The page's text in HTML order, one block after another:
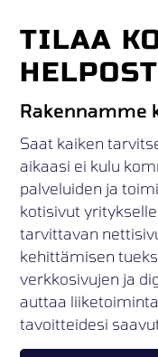
TILAA
Rakennamme
Saat kaiken
aikaasi ei kulu
palveluiden ja
kotisivut
tarvittavan
kehittämisen
verkkosivujen ja
auttaa
tavoitteidesi